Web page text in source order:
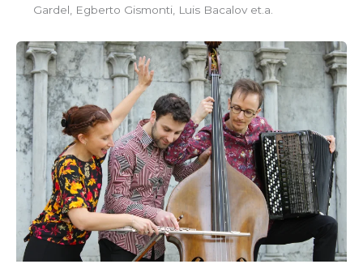
Gardel, Egberto Gismonti, Luis Bacalov et.a.